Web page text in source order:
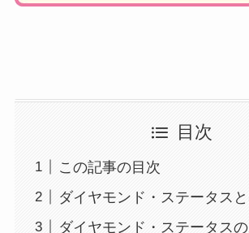
目次
この記事の目次
ダイヤモンド・ステータス
ダイヤモンド・ステータス